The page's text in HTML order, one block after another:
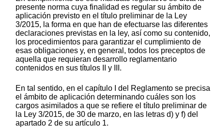
presente norma cuya finalidad es regular su ámbito de
aplicación previsto en el título preliminar de la Ley
3/2015, la forma en que han de efectuarse las diferentes
declaraciones previstas en la ley, así como su contenido,
los procedimientos para garantizar el cumplimiento de
esas obligaciones y, en general, todos los preceptos de
aquella que requieran desarrollo reglamentario
contenidos en sus títulos II y III.
En tal sentido, en el capítulo I del Reglamento se precisa
el ámbito de aplicación determinando cuáles son los
cargos asimilados a que se refiere el título preliminar de
la Ley 3/2015, de 30 de marzo, en las letras d) y f) del
apartado 2 de su artículo 1.